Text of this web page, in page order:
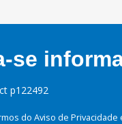
se
p122492
do Aviso de